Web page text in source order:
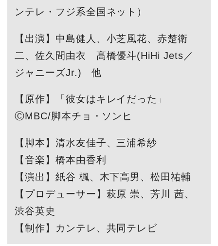
ンテレ・フジ系全国ネット）
【出演】中島健人、小芝風花、赤楚衛
二、佐久間由衣 髙橋優斗(HiHi Jets／
ジャニーズJr.) 他
【原作】「彼女はキレイだった」
ⒸMBC/脚本チョ・ソンヒ
【脚本】清水友佳子、三浦希紗
【音楽】橋本由香利
【演出】紙谷 楓、木下高男、松田祐輔
【プロデューサー】萩原 崇、芳川 茜、
渋谷英史
【制作】カンテレ、共同テレビ